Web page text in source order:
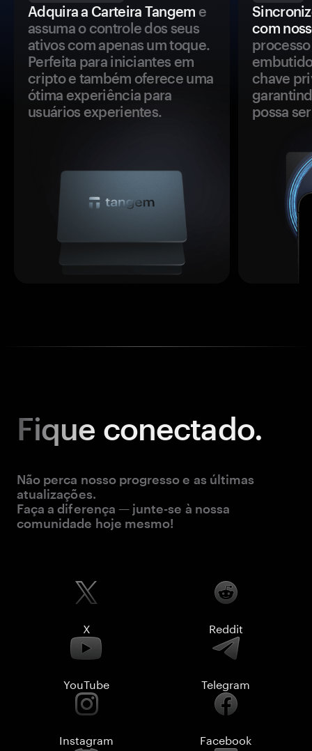
Adquira a Carteira Tangem e
assuma o controle dos seus
ativos com apenas um toque.
Perfeita para iniciantes em
cripto e também oferece uma
ótima experiência para
usuários experientes.
com
chave
possa
Fique conectado.
Não perca nosso progresso e as últimas
atualizações.
Faça a diferença — junte-se à nossa
comunidade hoje mesmo!
X Reddit
YouTube Telegram
Instagram Facebook